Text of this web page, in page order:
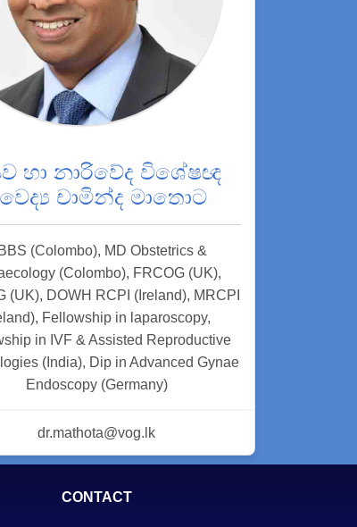
හා නාරිවේද විශේෂඥ
චාමින්ද මාතොට
(Colombo), MD Obstetrics &
(Colombo), FRCOG (UK),
(UK), DOWH RCPI (Ireland), MRCPI
Fellowship in laparoscopy,
in IVF & Assisted Reproductive
(India), Dip in Advanced Gynae
Endoscopy (Germany)
dr.mathota@vog.lk
CONTACT